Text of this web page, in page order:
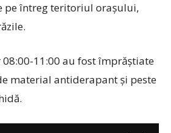
pe întreg teritoriul orașului,
11:00 au fost împrăştiate
material antiderapant şi peste